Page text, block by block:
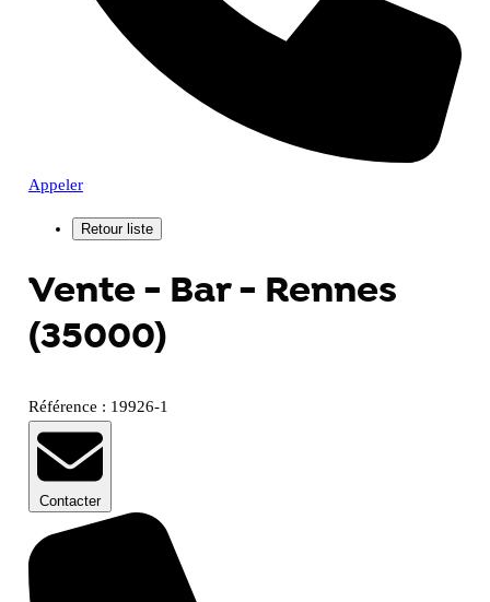
Appeler
Vente - Bar - Rennes
(35000)
Référence : 19926-1
Contacter